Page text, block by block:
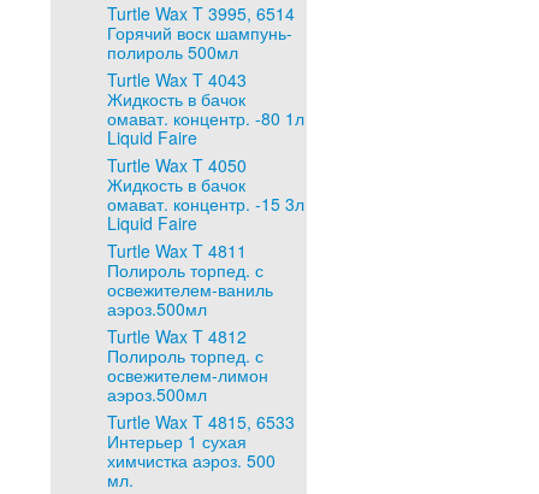
Turtle Wax T 3995, 6514
Горячий воск шампунь-
полироль 500мл
Turtle Wax T 4043
Жидкость в бачок
омават. концентр. -80 1л
Liquid Faire
Turtle Wax T 4050
Жидкость в бачок
омават. концентр. -15 3л
Liquid Faire
Turtle Wax T 4811
Полироль торпед. с
освежителем-ваниль
аэроз.500мл
Turtle Wax T 4812
Полироль торпед. с
освежителем-лимон
аэроз.500мл
Turtle Wax T 4815, 6533
Интерьер 1 сухая
химчистка аэроз. 500
мл.